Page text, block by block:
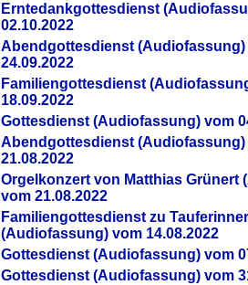
Erntedankgottesdienst
02.10.2022
Abendgottesdienst (Audiofassung)
24.09.2022
Familiengottesdienst
18.09.2022
Gottesdienst (Audiofassung) vom
Abendgottesdienst (Audiofassung)
21.08.2022
Orgelkonzert von Matthias Grünert
vom 21.08.2022
Familiengottesdienst zu
(Audiofassung) vom 14.08.2022
Gottesdienst (Audiofassung) vom
Gottesdienst (Audiofassung) vom